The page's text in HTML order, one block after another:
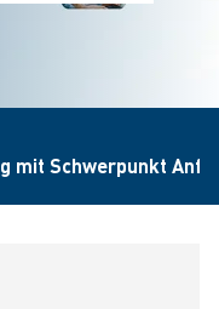
mit Schwerpunkt